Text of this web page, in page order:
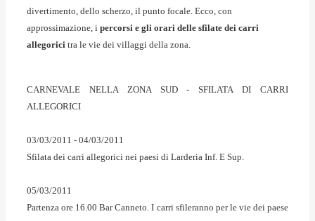
divertimento, dello scherzo, il punto focale. Ecco, con
approssimazione, i percorsi e gli orari delle sfilate dei carri
allegorici tra le vie dei villaggi della zona.
CARNEVALE NELLA ZONA SUD - SFILATA DI CARRI
ALLEGORICI
03/03/2011 - 04/03/2011
Sfilata dei carri allegorici nei paesi di Larderia Inf. E Sup.
05/03/2011
Partenza ore 16.00 Bar Canneto. I carri sfileranno per le vie dei paese